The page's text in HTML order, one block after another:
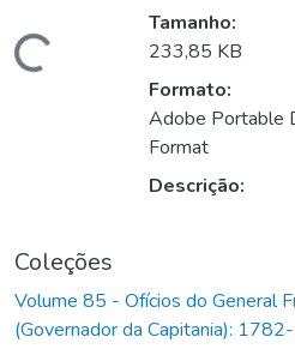
Carregando...
Tamanho:
233,85 KB
Formato:
Adobe Portable
Format
Descrição:
Coleções
Volume 85 - Ofícios do General
(Governador da Capitania):